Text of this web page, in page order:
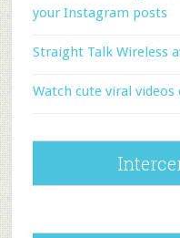
your Instagram posts
Straight Talk Wireless
Watch cute viral videos